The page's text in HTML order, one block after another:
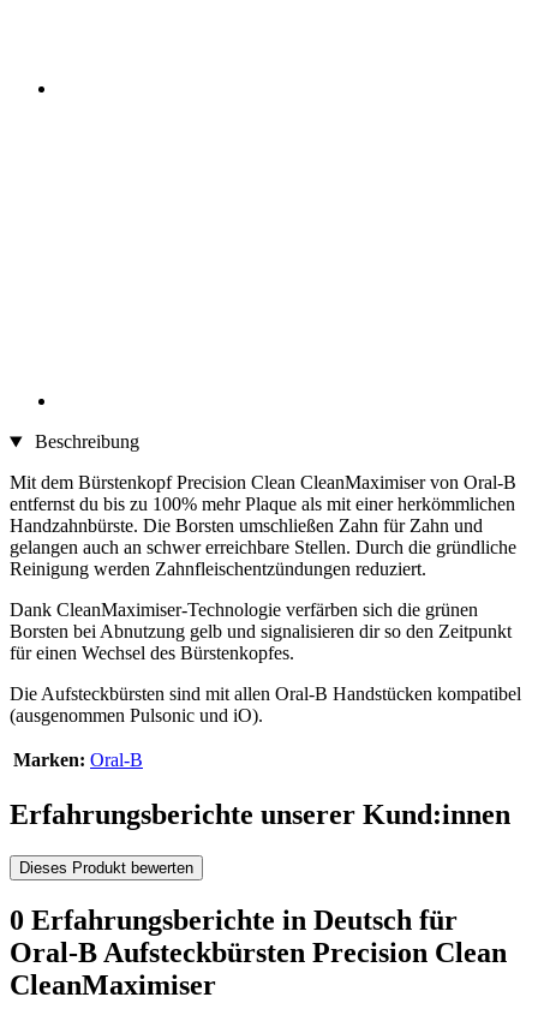
Beschreibung
Mit dem Bürstenkopf Precision Clean CleanMaximiser von Oral-B
entfernst du bis zu 100% mehr Plaque als mit einer herkömmlichen
Handzahnbürste. Die Borsten umschließen Zahn für Zahn und
gelangen auch an schwer erreichbare Stellen. Durch die gründliche
Reinigung werden Zahnfleischentzündungen reduziert.
Dank CleanMaximiser-Technologie verfärben sich die grünen
Borsten bei Abnutzung gelb und signalisieren dir so den Zeitpunkt
für einen Wechsel des Bürstenkopfes.
Die Aufsteckbürsten sind mit allen Oral-B Handstücken kompatibel
(ausgenommen Pulsonic und iO).
Marken: Oral-B
Erfahrungsberichte unserer Kund:innen
Dieses Produkt bewerten
0 Erfahrungsberichte in Deutsch für
Oral-B Aufsteckbürsten Precision Clean
CleanMaximiser